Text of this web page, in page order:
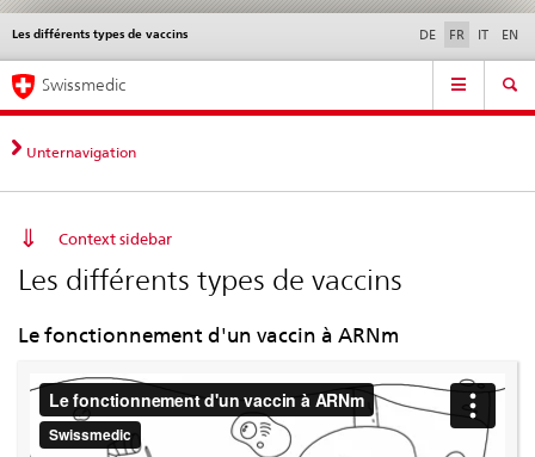
Navigation
directe:
actualités,
bases
contact
Actualités & Mises à
normes
Contact | Support &
aide
Les différents types de vaccins DE FR IT EN
Service
Navigation
Swissmedic
Unternavigation
Context sidebar
Les différents types de vaccins
Le fonctionnement d'un vaccin à ARNm